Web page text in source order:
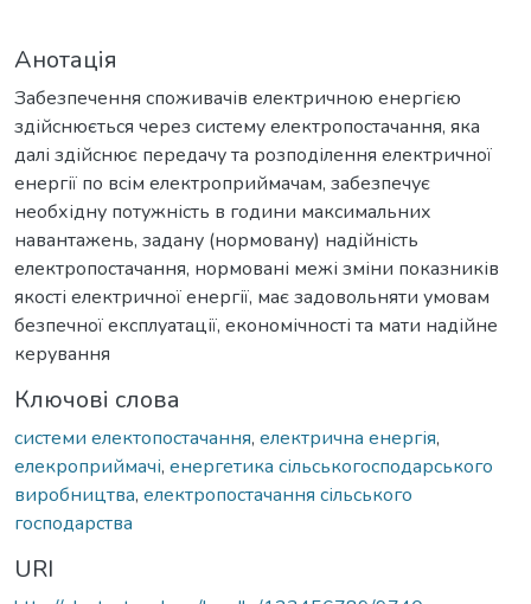
Анотація
Забезпечення споживачів електричною енергією
здійснюється через систему електропостачання, яка
далі здійснює передачу та розподілення електричної
енергії по всім електроприймачам, забезпечує
необхідну потужність в години максимальних
навантажень, задану (нормовану) надійність
електропостачання, нормовані межі зміни показників
якості електричної енергії, має задовольняти умовам
безпечної експлуатації, економічності та мати надійне
керування
Ключові слова
системи електопостачання, електрична енергія,
елекроприймачі, енергетика сільськогосподарського
виробництва, електропостачання сільського
господарства
URI